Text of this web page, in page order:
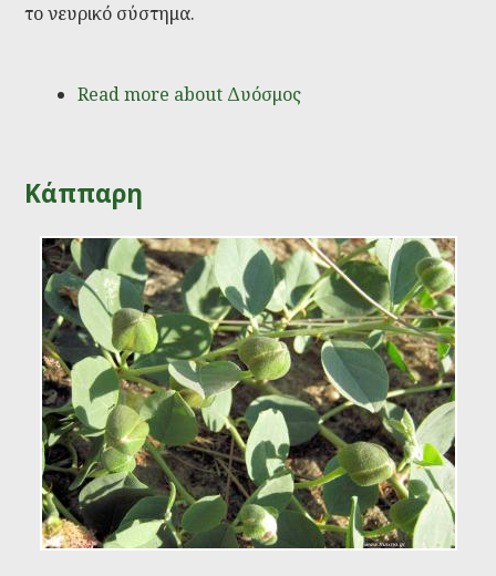
το νευρικό σύστημα.
Read more about Δυόσμος
Κάππαρη